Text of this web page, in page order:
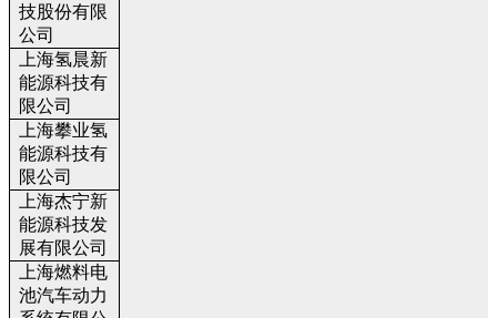
技股份有限
公司
上海氢晨新
能源科技有
限公司
上海攀业氢
能源科技有
限公司
上海杰宁新
能源科技发
展有限公司
上海燃料电
池汽车动力